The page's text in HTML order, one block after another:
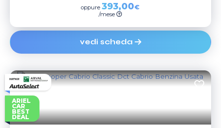
oppure393,00€
/mese
vedi scheda
ARIEL
CAR
BEST
DEAL